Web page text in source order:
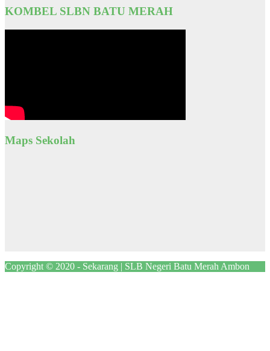
KOMBEL SLBN BATU MERAH
Maps Sekolah
Copyright © 2020 - Sekarang | SLB Negeri Batu Merah Ambon